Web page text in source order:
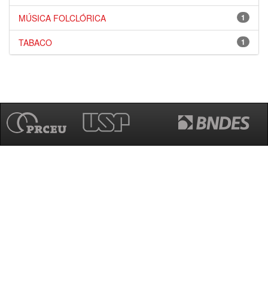
1
MÚSICA FOLCLÓRICA
1
TABACO